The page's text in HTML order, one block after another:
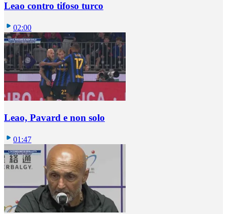
Leao contro tifoso turco
02:00
Leao, Pavard e non solo
01:47